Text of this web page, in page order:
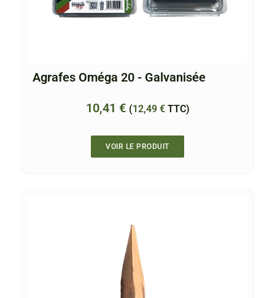
Agrafes Oméga 20 - Galvanisée
10,41 € (12,49 €TTC)
VOIR LE PRODUIT